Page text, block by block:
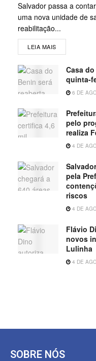
Salvador passa a
uma nova unidade de
reabilitação...
LEIA MAIS
Casa
quinta-
6 DE
pelo
realiza
4 DE
pela
riscos
4 DE
Flávio
novos
Lulinha
4 DE
SOBRE NÓS